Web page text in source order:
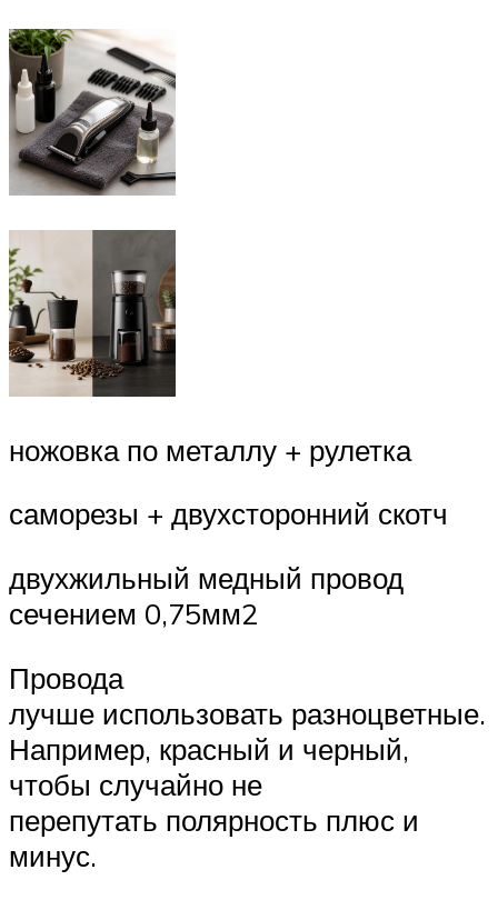
ножовка по металлу + рулетка
саморезы + двухсторонний скотч
двухжильный медный провод
сечением 0,75мм2
Провода
лучше использовать разноцветные.
Например, красный и черный,
чтобы случайно не
перепутать полярность плюс и
минус.